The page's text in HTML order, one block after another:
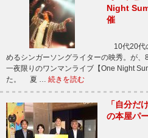
Night
催
10代20代
めるシンガーソングライターの映秀。が
一夜限りのワンマンライブ【One Night
た。 夏 … 続きを読む
「自分
の本屋パ